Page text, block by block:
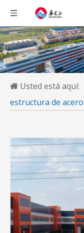
Usted está aquí:
estructura de acero